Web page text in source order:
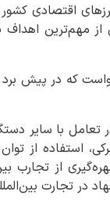
اقتصادی
اهداف
که در پیش برد
با سایر
استفاده
از تجارب
در تجارت